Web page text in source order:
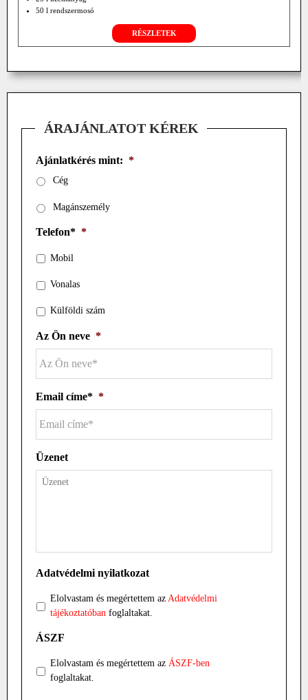
50 l rendszermosó
függ. szórás: M780: 20 m, M612: 35-40 m
vízszintes szórás: M780: 30 m, M612: 40-45 m
RÉSZLETEK
ÁRAJÁNLATOT KÉREK
Ajánlatkérés mint: *
Cég
Magánszemély
Telefon* *
Mobil
Vonalas
Külföldi szám
Az Ön neve *
Email címe* *
Üzenet
Adatvédelmi nyilatkozat
Elolvastam és megértettem az Adatvédelmi
tájékoztatóban foglaltakat.
ÁSZF
Elolvastam és megértettem az ÁSZF-ben
foglaltakat.